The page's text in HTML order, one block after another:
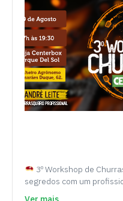
3º Workshop de
segredos com um